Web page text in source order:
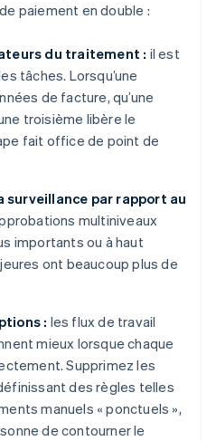
paiement en double :
du traitement : il est
tâches. Lorsqu’une
de facture, qu’une
troisième libère le
fait office de point de
surveillance par rapport au
multiniveaux
importants ou à haut
ont beaucoup plus de
: les flux de travail
mieux lorsque chaque
Supprimez les
des règles telles
manuels « ponctuels »,
de contourner le